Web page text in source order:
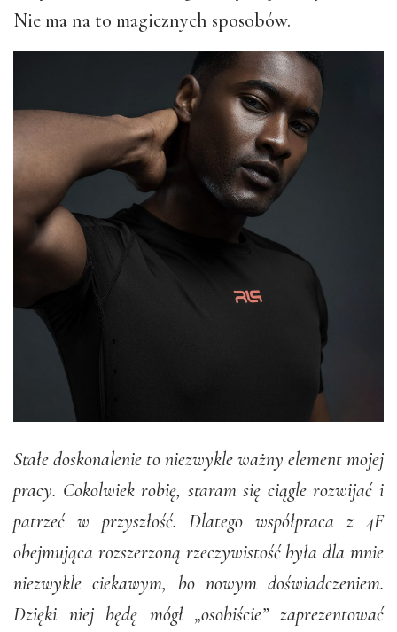
Nie ma na to magicznych sposobów.
Stałe doskonalenie to niezwykle ważny element mojej
pracy. Cokolwiek robię, staram się ciągle rozwijać i
patrzeć w przyszłość. Dlatego współpraca z 4F
obejmująca rozszerzoną rzeczywistość była dla mnie
niezwykle ciekawym, bo nowym doświadczeniem.
Dzięki niej będę mógł „osobiście” zaprezentować